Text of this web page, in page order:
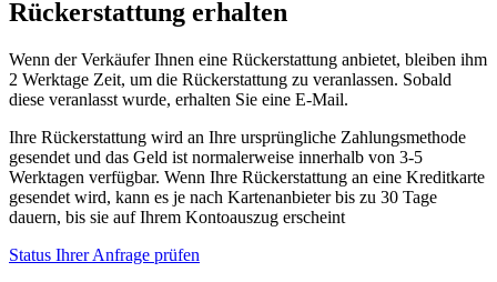
Rückerstattung erhalten
Wenn der Verkäufer Ihnen eine Rückerstattung anbietet, bleiben ihm
2 Werktage Zeit, um die Rückerstattung zu veranlassen. Sobald
diese veranlasst wurde, erhalten Sie eine E-Mail.
Ihre Rückerstattung wird an Ihre ursprüngliche Zahlungsmethode
gesendet und das Geld ist normalerweise innerhalb von 3-5
Werktagen verfügbar. Wenn Ihre Rückerstattung an eine Kreditkarte
gesendet wird, kann es je nach Kartenanbieter bis zu 30 Tage
dauern, bis sie auf Ihrem Kontoauszug erscheint
Status Ihrer Anfrage prüfen